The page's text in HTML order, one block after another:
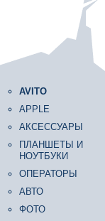
AVITO
APPLE
АКСЕССУАРЫ
ПЛАНШЕТЫ И
НОУТБУКИ
ОПЕРАТОРЫ
АВТО
ФОТО